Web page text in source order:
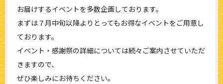
お届けするイベントを多数企画しております。
まずは７月中旬以降よりとってもお得なイベントをご用意し
ております。
イベント・感謝祭の詳細については続々ご案内させていただ
きますので、
ぜひ楽しみにお待ちください。